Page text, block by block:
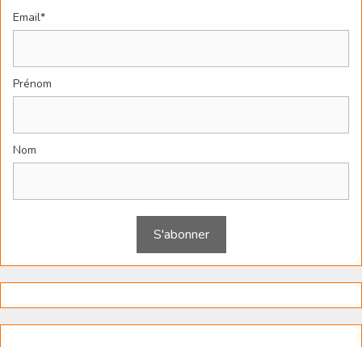
Email*
Prénom
Nom